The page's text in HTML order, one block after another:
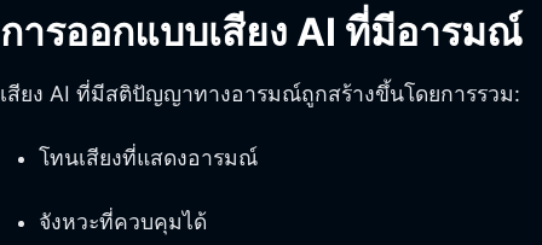
การออกแบบเสียง AI ที่มีอารมณ์
เสียง AI ที่มีสติปัญญาทางอารมณ์ถูกสร้างขึ้นโดยการรวม:
โทนเสียงที่แสดงอารมณ์
จังหวะที่ควบคุมได้